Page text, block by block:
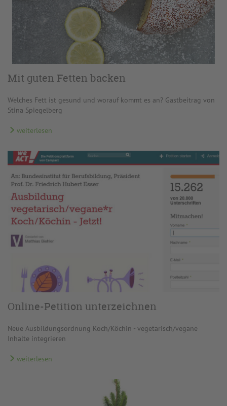
Mit guten Fetten backen
Welches Fett ist gesund und worauf kommt es an? Gastbeitrag von
Stina Spiegelberg
weiterlesen
Online-Petition unterzeichnen
Neue Ausbildungsordnung Koch/Köchin - vegetarisch/vegane
Inhalte integrieren
weiterlesen